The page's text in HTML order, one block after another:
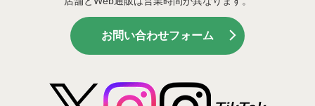
お問い合わせフォーム